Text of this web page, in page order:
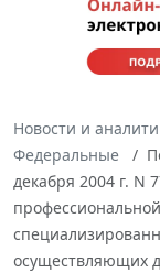
Новости и
Федеральные
декабря 2004 г. N
осуществляющих